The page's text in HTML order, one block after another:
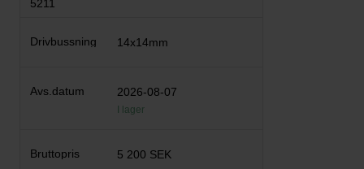
14x14mm
2026-08-07
I lager
5 200 SEK